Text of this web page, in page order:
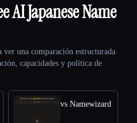
AI Japanese Name
una comparación estructurada
capacidades y política de
vs Namewizard